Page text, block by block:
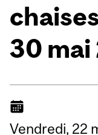
30 mai
Vendredi, 22